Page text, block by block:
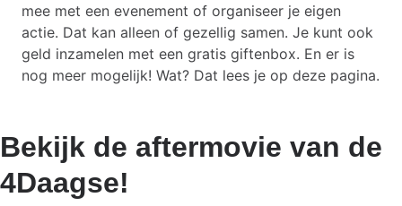
mee met een evenement of organiseer je eigen
actie. Dat kan alleen of gezellig samen. Je kunt ook
geld inzamelen met een gratis giftenbox. En er is
nog meer mogelijk! Wat? Dat lees je op deze pagina.
Bekijk de aftermovie van de
4Daagse!